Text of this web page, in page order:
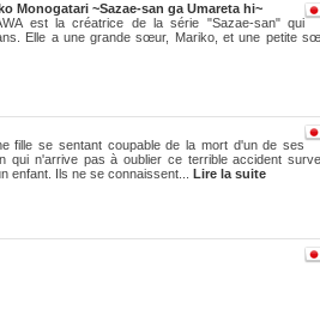
Monogatari ~Sazae-san ga Umareta hi~
est la créatrice de la série "Sazae-san" qui
Elle a une grande sœur, Mariko, et une petite
fille se sentant coupable de la mort d'un de ses
qui n'arrive pas à oublier ce terrible accident
enfant. Ils ne se connaissent... Lire la suite